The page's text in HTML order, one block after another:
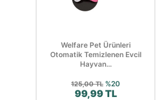
Welfare Pet Ürünleri
Otomatik Temizlenen Evcil
Hayvan...
125,00 TL %20
99,99 TL